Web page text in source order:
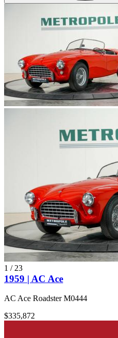
1 / 23
1959 | AC Ace
AC Ace Roadster M0444
$335,872